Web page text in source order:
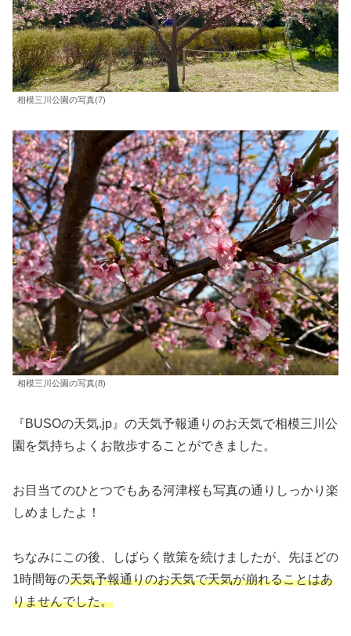
相模三川公園の写真(7)
相模三川公園の写真(8)
『BUSOの天気.jp』の天気予報通りのお天気で相模三川公
園を気持ちよくお散歩することができました。
お目当てのひとつでもある河津桜も写真の通りしっかり楽
しめましたよ！
ちなみにこの後、しばらく散策を続けましたが、先ほどの
1時間毎の天気予報通りのお天気で天気が崩れることはあ
りませんでした。